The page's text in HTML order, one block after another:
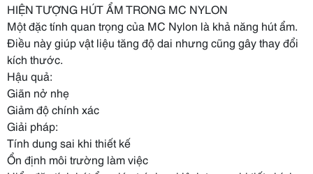
HIỆN TƯỢNG HÚT ẨM TRONG MC NYLON
Một đặc tính quan trọng của MC Nylon là khả năng hút ẩm.
Điều này giúp vật liệu tăng độ dai nhưng cũng gây thay đổi
kích thước.
Hậu quả:
Giãn nở nhẹ
Giảm độ chính xác
Giải pháp:
Tính dung sai khi thiết kế
Ổn định môi trường làm việc